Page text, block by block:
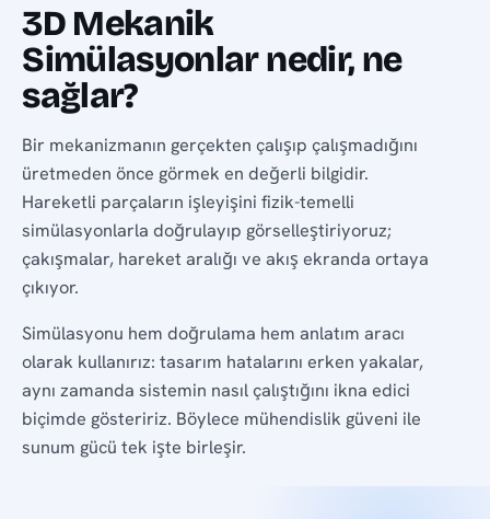
3D Mekanik
Simülasyonlar nedir, ne
sağlar?
Bir mekanizmanın gerçekten çalışıp çalışmadığını
üretmeden önce görmek en değerli bilgidir.
Hareketli parçaların işleyişini fizik-temelli
simülasyonlarla doğrulayıp görselleştiriyoruz;
çakışmalar, hareket aralığı ve akış ekranda ortaya
çıkıyor.
Simülasyonu hem doğrulama hem anlatım aracı
olarak kullanırız: tasarım hatalarını erken yakalar,
aynı zamanda sistemin nasıl çalıştığını ikna edici
biçimde gösteririz. Böylece mühendislik güveni ile
sunum gücü tek işte birleşir.